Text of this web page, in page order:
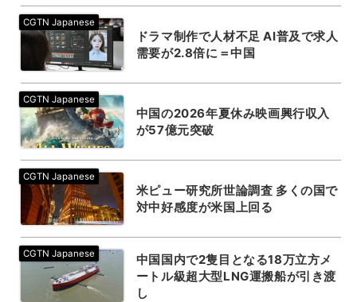
ドラマ制作で人材不足 AI普及で求人
需要が2.8倍に＝中国
中国の2026年夏休み映画興行収入
が57億元突破
米ピュー研究所世論調査 多くの国で
対中好感度が米国上回る
中国国内で2隻目となる18万立方メ
ートル級超大型LNG運搬船が引き渡
し